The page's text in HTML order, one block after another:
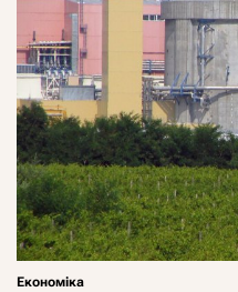
Економіка